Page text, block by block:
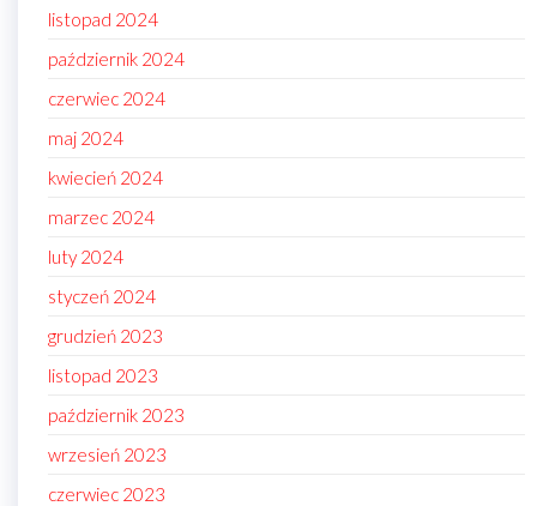
listopad 2024
październik 2024
czerwiec 2024
maj 2024
kwiecień 2024
marzec 2024
luty 2024
styczeń 2024
grudzień 2023
listopad 2023
październik 2023
wrzesień 2023
czerwiec 2023